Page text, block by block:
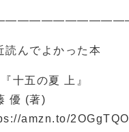
読んでよかった本
十五の夏 上』
優 (著)
amzn.to/2OGgTQO